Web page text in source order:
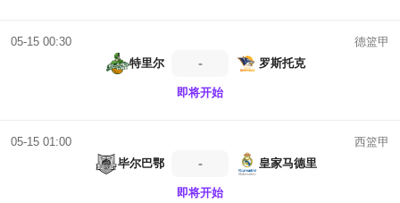
05-15 00:30
德篮甲
特里尔
- 罗斯托克
即将开始
05-15 01:00
西篮甲
毕尔巴鄂
- 皇家马德里
即将开始